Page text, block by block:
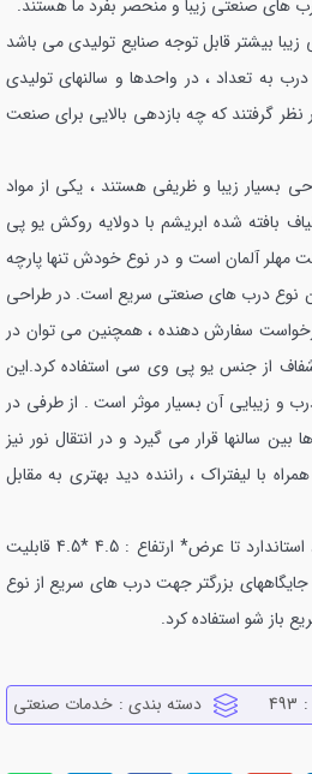
های صنعتی زیبا و منحصر بفرد ما هستند.
بیشتر قابل توجه صنایع تولیدی می باشد
به تعداد ، در واحدها و سالنهای تولیدی
نظر گرفتند که چه بازدهی بالایی برای صنعت
بسیار زیبا و ظریفی هستند ، یکی از مواد
بافته شده ابریشم با دولایه روکش یو پی
آلمان است و در نوع خودش تنها پارچه
، برای ساخت این نوع درب های صنعتی سریع است. در طراحی
سفارش دهنده ، همچنین می توان در
شفاف از جنس یو پی وی سی استفاده کرد.این
و زیبایی آن بسیار موثر است . از طرفی در
سالنها قرار می گیرد و در انتقال نور نیز
با لیفتراک ، راننده دید بهتری به مقابل
درب اتوماتیک رولاپ سریع بازشو در ابعاد استاندارد تا عرض* ارتفاع : 4.5 *4.5 قابلیت
جایگاههای بزرگتر جهت درب های سریع از نوع
باز شو استفاده کرد.
:
493 دسته بندی : خدمات صنعتي